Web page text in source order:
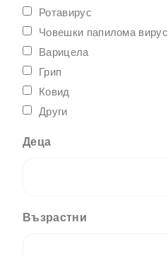
Ротавирус
Човешки папилома вирус
Варицела
Грип
Ковид
Други
Деца
Възрастни